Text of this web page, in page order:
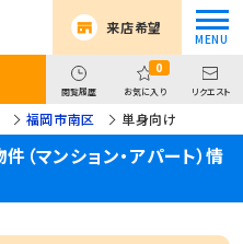
来店希望
閲覧履歴
0
お気に入り リクエスト
福岡市南区 単身向け
マンション・アパート）情